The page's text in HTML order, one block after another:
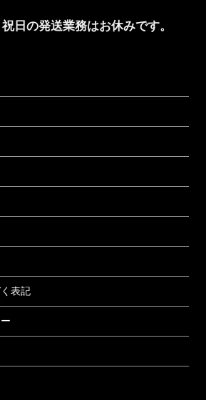
日の発送業務はお休みです。
表記